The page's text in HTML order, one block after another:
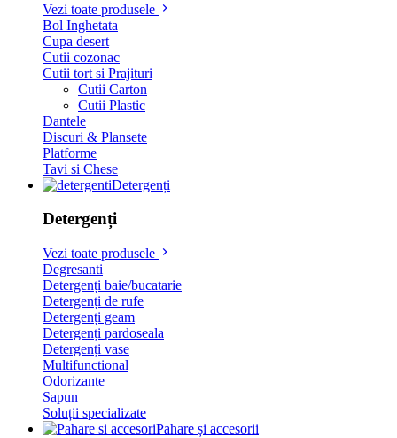
Vezi toate produsele
Bol Inghetata
Cupa desert
Cutii cozonac
Cutii tort si Prajituri
Cutii Carton
Cutii Plastic
Dantele
Discuri & Plansete
Platforme
Tavi si Chese
Detergenți
Detergenți
Vezi toate produsele
Degresanti
Detergenți baie/bucatarie
Detergenți de rufe
Detergenți geam
Detergenți pardoseala
Detergenți vase
Multifunctional
Odorizante
Sapun
Soluții specializate
Pahare și accesorii